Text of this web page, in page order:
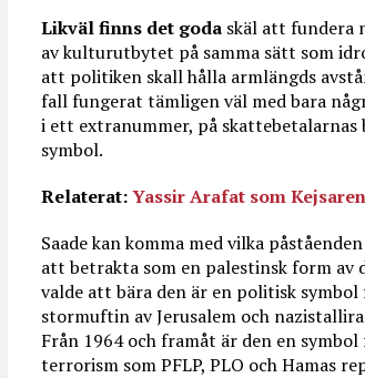
Likväl finns det goda skäl att fundera
av kulturutbytet på samma sätt som
att politiken skall hålla armlängds
fall fungerat tämligen väl med bara
i ett extranummer, på
symbol.
Relaterat:Yassir Arafat som
Saade kan komma med vilka
att betrakta som en palestinsk form av
valde att bära den är en politisk
stormuftin av Jerusalem och
Från 1964 och framåt är den en
terrorism som PFLP, PLO och Hamas